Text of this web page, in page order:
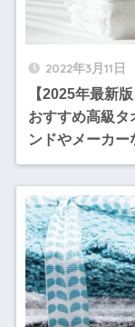
2022年3月11日
【2025年最新
おすすめ高級タ
ンドやメーカー